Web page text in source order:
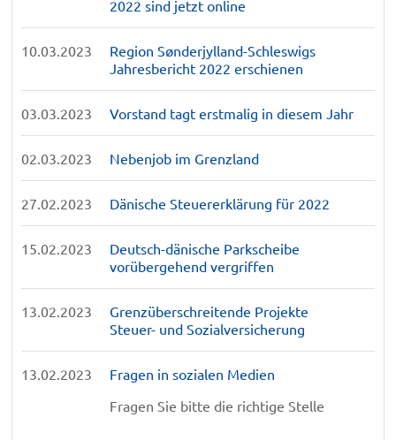
2022 sind jetzt online
10.03.2023
Region Sønderjylland-Schleswigs
Jahresbericht 2022 erschienen
03.03.2023 Vorstand tagt erstmalig in diesem Jahr
02.03.2023 Nebenjob im Grenzland
27.02.2023 Dänische Steuererklärung für 2022
15.02.2023
Deutsch-dänische Parkscheibe
vorübergehend vergriffen
13.02.2023
Grenzüberschreitende Projekte
Steuer- und Sozialversicherung
13.02.2023
Fragen in sozialen Medien
Fragen Sie bitte die richtige Stelle